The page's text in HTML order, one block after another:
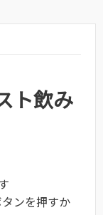
ト飲み
ンを押すか